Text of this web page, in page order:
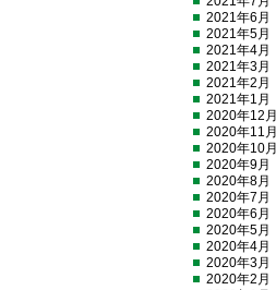
2021年6月
2021年5月
2021年4月
2021年3月
2021年2月
2021年1月
2020年12月
2020年11月
2020年10月
2020年9月
2020年8月
2020年7月
2020年6月
2020年5月
2020年4月
2020年3月
2020年2月